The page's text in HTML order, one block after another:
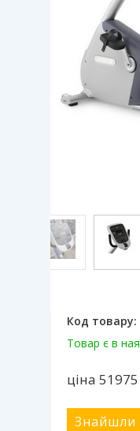
Код товару:
Товар є в
ціна 51975
Знайшли